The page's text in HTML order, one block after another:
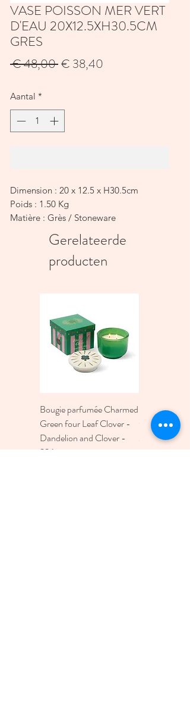
VASE POISSON MER VERT
D'EAU 20X12.5XH30.5CM
GRES
€ 48,00 Normale
€ 38,40
Aantal *
Dimension : 20 x 12.5 x H30.5cm
Poids : 1.50 Kg
Matière : Grès / Stoneware
Couleur : Vert d'eau / Sea green
Gerelateerde
producten
Bougie parfumée Charmed
Green four Leaf Clover -
Dandelion and Clover -
226g
Bougie A
Oz./118Ml
Moon